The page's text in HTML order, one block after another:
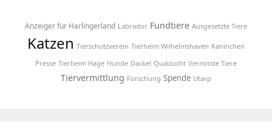
Anzeiger für Harlingerland Labrador Fundtiere Ausgesetzte Tiere
Katzen Tierschutzverein Tierheim Wilhelmshaven Kaninchen
Presse Tierheim Hage Hunde Dackel Qualzucht Vermisste Tiere
Tiervermittlung Forschung Spende Utarp